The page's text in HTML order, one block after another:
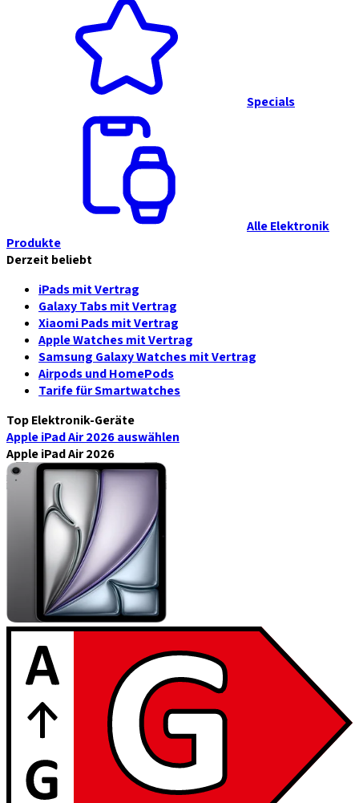
Specials
Alle Elektronik
Produkte
Derzeit beliebt
iPads mit Vertrag
Galaxy Tabs mit Vertrag
Xiaomi Pads mit Vertrag
Apple Watches mit Vertrag
Samsung Galaxy Watches mit Vertrag
Airpods und HomePods
Tarife für Smartwatches
Top Elektronik-Geräte
Apple iPad Air 2026auswählen
Apple iPad Air 2026